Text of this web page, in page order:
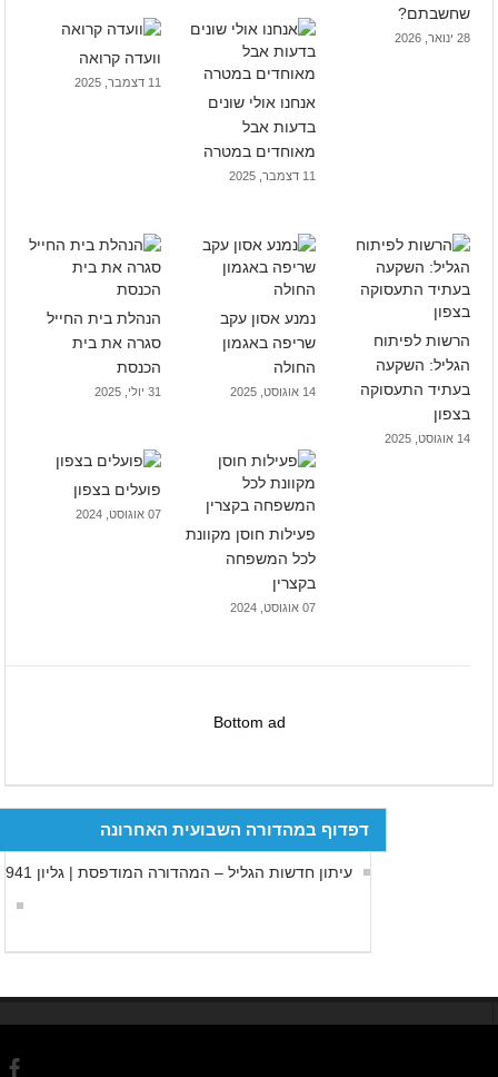
שחשבתם?
28 ינואר, 2026
אנחנו אולי שונים
בדעות אבל
מאוחדים במטרה
11 דצמבר, 2025
וועדה קרואה
11 דצמבר, 2025
הרשות לפיתוח
הגליל: השקעה
בעתיד התעסוקה
בצפון
14 אוגוסט, 2025
נמנע אסון עקב
שריפה באגמון
החולה
14 אוגוסט, 2025
הנהלת בית החייל
סגרה את בית
הכנסת
31 יולי, 2025
פעילות חוסן מקוונת
לכל המשפחה
בקצרין
07 אוגוסט, 2024
פועלים בצפון
07 אוגוסט, 2024
Bottom ad
דפדוף במהדורה השבועית האחרונה
עיתון חדשות הגליל – המהדורה המודפסת | גליון 941